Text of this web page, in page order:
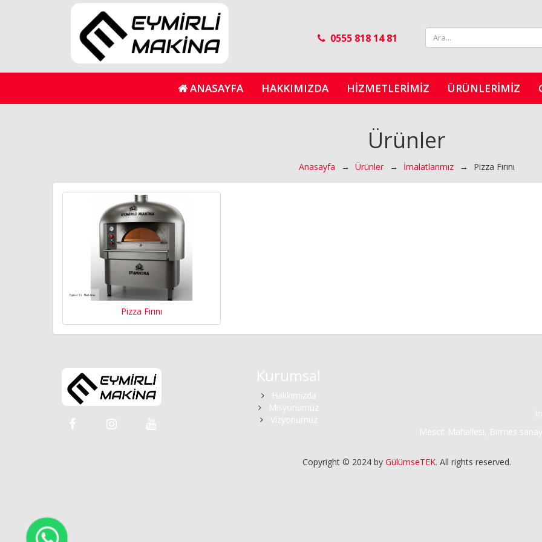
0555 818 14 81
ANASAYFA HAKKIMIZDA HIZMETLERIMIZ ÜRÜNLERIMIZ
Ürünler
Anasayfa → Ürünler → İmalatlarımız → Pizza Fırını
Pizza Fırını
Kurumsal
Hakkımızda
Misyonumuz
Vizyonumuz
Mescit Mahallesi, Birmes
Copyright © 2024 by GülümseTEK. All rights reserved.